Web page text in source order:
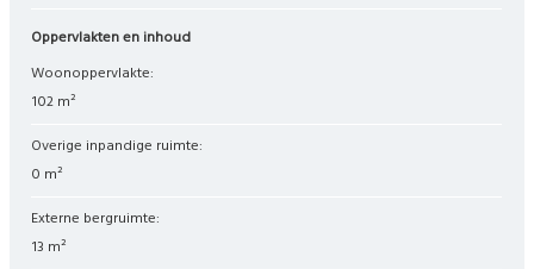
Oppervlakten en inhoud
Woonoppervlakte:
102 m²
Overige inpandige ruimte:
0 m²
Externe bergruimte:
13 m²